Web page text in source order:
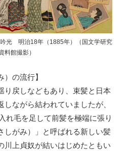
吟光 明治18年（1885年）（国文学研究
料館撮影）
）の流行】
り戻しなどもあり、束髪と日本
ながら結われていましたが、
れ毛を足して前髪を極端に張り
しがみ）」と呼ばれる新しい髪
川上貞奴が結いはじめたともい